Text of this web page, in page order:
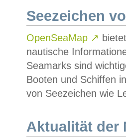
Seezeichen
OpenSeaMap ↗
nautische
Seamarks sind
Booten und Schiffen
von Seezeichen wie
Aktualität der